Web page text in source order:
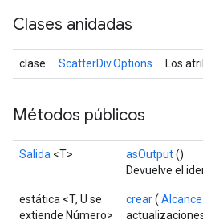
Clases anidadas
clase ScatterDiv.Options Los
Métodos públicos
Salida <T> asOutput()
Devuelve el
estática <T, U se
extiende Número>
crear( Alcance